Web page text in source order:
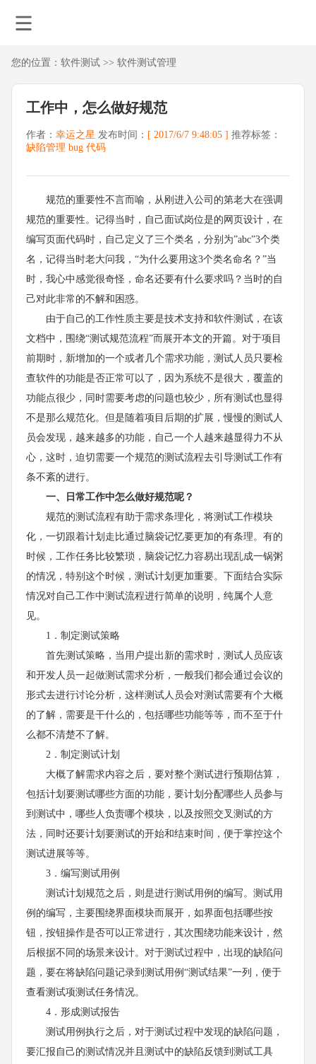
您的位置： 软件测试 >> 软件测试管理
工作中，怎么做好规范
作者： 幸运之星 发布时间： [ 2017/6/7 9:48:05 ] 推荐标签：
缺陷管理 bug 代码
规范的重要性不言而喻，从刚进入公司的第老大在强调
规范的重要性。记得当时，自己面试岗位是的网页设计，在
编写页面代码时，自己定义了三个类名，分别为”abc”3个类
名，记得当时老大问我，“为什么要用这3个类名命名？”当
时，我心中感觉很奇怪，命名还要有什么要求吗？当时的自
己对此非常的不解和困惑。
由于自己的工作性质主要是技术支持和软件测试，在该
文档中，围绕“测试规范流程”而展开本文的开篇。对于项目
前期时，新增加的一个或者几个需求功能，测试人员只要检
查软件的功能是否正常可以了，因为系统不是很大，覆盖的
功能点很少，同时需要考虑的问题也较少，所有测试也显得
不是那么规范化。但是随着项目后期的扩展，慢慢的测试人
员会发现，越来越多的功能，自己一个人越来越显得力不从
心，这时，迫切需要一个规范的测试流程去引导测试工作有
条不紊的进行。
一、日常工作中怎么做好规范呢？
规范的测试流程有助于需求条理化，将测试工作模块
化，一切跟着计划走比通过脑袋记忆要更加的有条理。有的
时候，工作任务比较繁琐，脑袋记忆力容易出现乱成一锅粥
的情况，特别这个时候，测试计划更加重要。下面结合实际
情况对自己工作中测试流程进行简单的说明，纯属个人意
见。
1．制定测试策略
首先测试策略，当用户提出新的需求时，测试人员应该
和开发人员一起做测试需求分析，一般我们都会通过会议的
形式去进行讨论分析，这样测试人员会对测试需要有个大概
的了解，需要是干什么的，包括哪些功能等等，而不至于什
么都不清楚不了解。
2．制定测试计划
大概了解需求内容之后，要对整个测试进行预期估算，
包括计划要测试哪些方面的功能，要计划分配哪些人员参与
到测试中，哪些人负责哪个模块，以及按照交叉测试的方
法，同时还要计划要测试的开始和结束时间，便于掌控这个
测试进展等等。
3．编写测试用例
测试计划规范之后，则是进行测试用例的编写。测试用
例的编写，主要围绕界面模块而展开，如界面包括哪些按
钮，按钮操作是否可以正常进行，其次围绕功能来设计，然
后根据不同的场景来设计。对于测试过程中，出现的缺陷问
题，要在将缺陷问题记录到测试用例“测试结果”一列，便于
查看测试项测试任务情况。
4．形成测试报告
测试用例执行之后，对于测试过程中发现的缺陷问题，
要汇报自己的测试情况并且测试中的缺陷反馈到测试工具